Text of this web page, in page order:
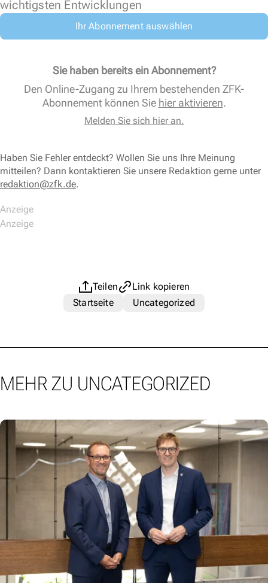
wichtigsten Entwicklungen
Ihr Abonnement auswählen
Sie haben bereits ein Abonnement?
Den Online-Zugang zu Ihrem bestehenden ZFK-
Abonnement können Sie hier aktivieren.
Melden Sie sich hier an.
Haben Sie Fehler entdeckt? Wollen Sie uns Ihre Meinung
mitteilen? Dann kontaktieren Sie unsere Redaktion gerne unter
redaktion@zfk.de.
Teilen
Link kopieren
Startseite
Uncategorized
MEHR ZU UNCATEGORIZED